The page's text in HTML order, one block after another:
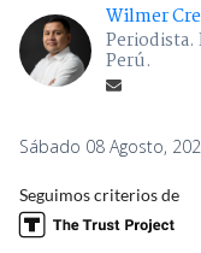
Wilmer
Perú.
Sábado 08 Agosto,
Seguimos criterios de